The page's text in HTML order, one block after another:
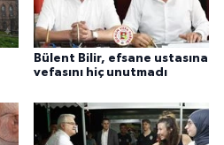
Bülent Bilir, efsane ustasına
vefasını hiç unutmadı